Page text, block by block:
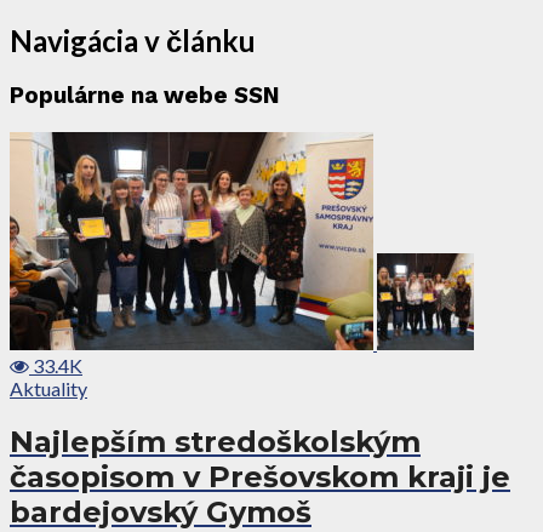
Navigácia v článku
Populárne na webe SSN
33.4K
Aktuality
Najlepším stredoškolským
časopisom v Prešovskom kraji je
bardejovský Gymoš